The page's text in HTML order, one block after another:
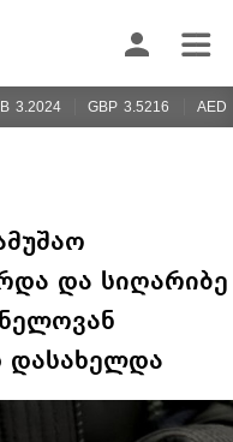
3.2024 GBP 3.5216 AED
და სიღარიბე
დასახელდა